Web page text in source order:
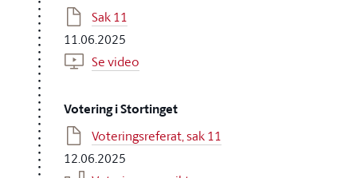
Sak 11
11.06.2025
Se video
Votering i Stortinget
Voteringsreferat, sak 11
12.06.2025